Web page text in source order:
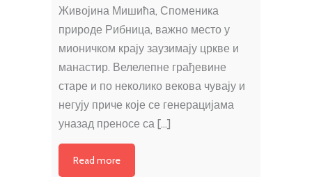
Живојина Мишића, Споменика
природе Рибница, важно место у
мионичком крају заузимају цркве и
манастир. Велелепне грађевине
старе и по неколико векова чувају и
негују приче које се генерацијама
уназад преносе са […]
Read more